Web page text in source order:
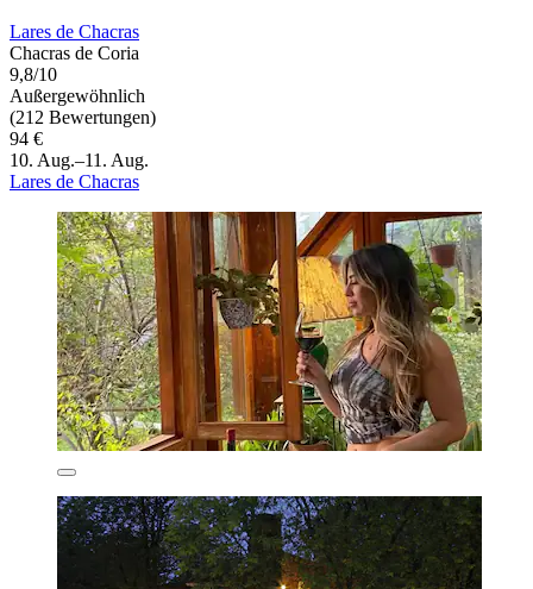
Lares de Chacras
Chacras de Coria
9,8/10
Außergewöhnlich
(212 Bewertungen)
94 €
10. Aug.–11. Aug.
Lares de Chacras